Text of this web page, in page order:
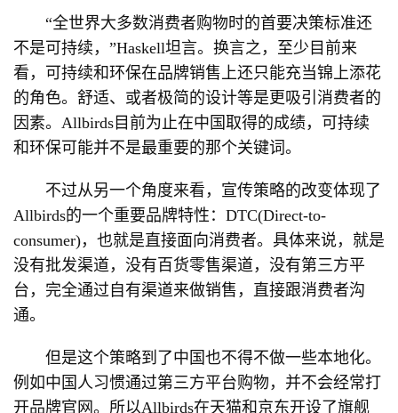
“全世界大多数消费者购物时的首要决策标准还
不是可持续，”Haskell坦言。换言之，至少目前来
看，可持续和环保在品牌销售上还只能充当锦上添花
的角色。舒适、或者极简的设计等是更吸引消费者的
因素。Allbirds目前为止在中国取得的成绩，可持续
和环保可能并不是最重要的那个关键词。
不过从另一个角度来看，宣传策略的改变体现了
Allbirds的一个重要品牌特性：DTC(Direct-to-
consumer)，也就是直接面向消费者。具体来说，就是
没有批发渠道，没有百货零售渠道，没有第三方平
台，完全通过自有渠道来做销售，直接跟消费者沟
通。
但是这个策略到了中国也不得不做一些本地化。
例如中国人习惯通过第三方平台购物，并不会经常打
开品牌官网。所以Allbirds在天猫和京东开设了旗舰